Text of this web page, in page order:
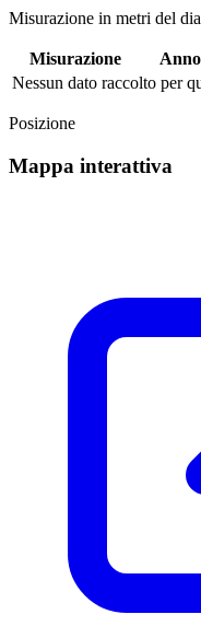
Misurazione in metri del
Misurazione
Nessun dato raccolto per
Posizione
Mappa interattiva